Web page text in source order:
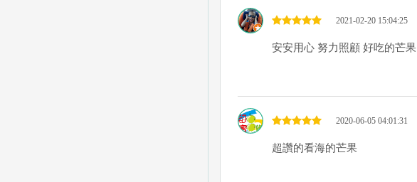
2021-02-20 15:04:25
安安用心 努力照顧 好吃的芒果
2020-06-05 04:01:31
超讚的看海的芒果